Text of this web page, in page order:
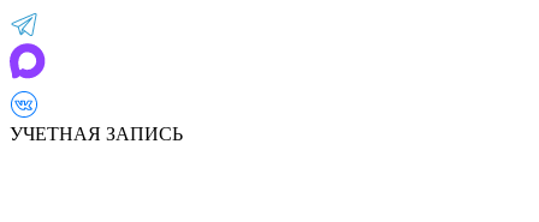
УЧЕТНАЯ ЗАПИСЬ